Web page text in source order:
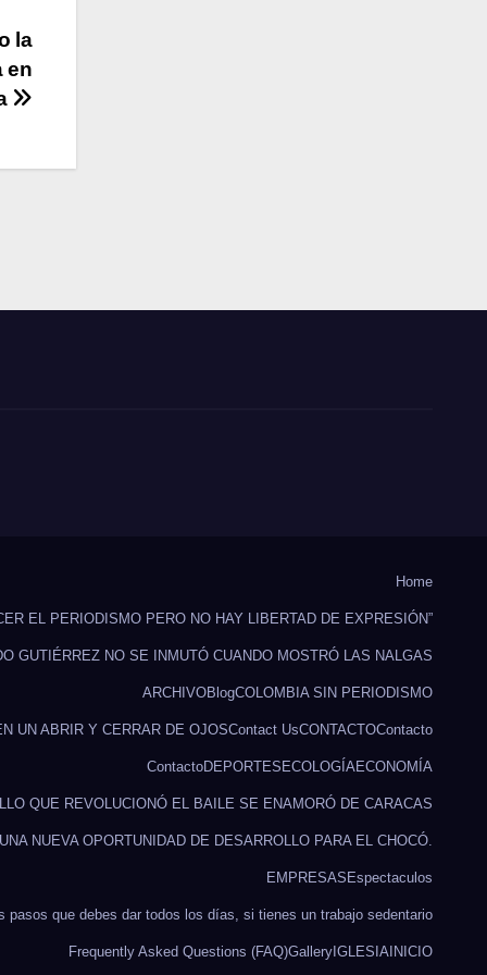
la
en
Home
EL PERIODISMO PERO NO HAY LIBERTAD DE EXPRESIÓN”
GUTIÉRREZ NO SE INMUTÓ CUANDO MOSTRÓ LAS NALGAS
ARCHIVOBlogCOLOMBIA SIN PERIODISMO
UN ABRIR Y CERRAR DE OJOSContact UsCONTACTOContacto
ContactoDEPORTES ECOLOGÍAECONOMÍA
QUE REVOLUCIONÓ EL BAILE SE ENAMORÓ DE CARACAS
NUEVA OPORTUNIDAD DE DESARROLLO PARA EL CHOCÓ.
EMPRESAS Espectaculos
pasos que debes dar todos los días, si tienes un trabajo sedentario
Frequently Asked Questions (FAQ)Gallery IGLESIA INICIO